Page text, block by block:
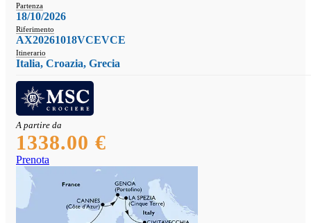
Partenza
18/10/2026
Riferimento
AX20261018VCEVCE
Itinerario
Italia, Croazia, Grecia
A partire da
1338.00 €
Prenota